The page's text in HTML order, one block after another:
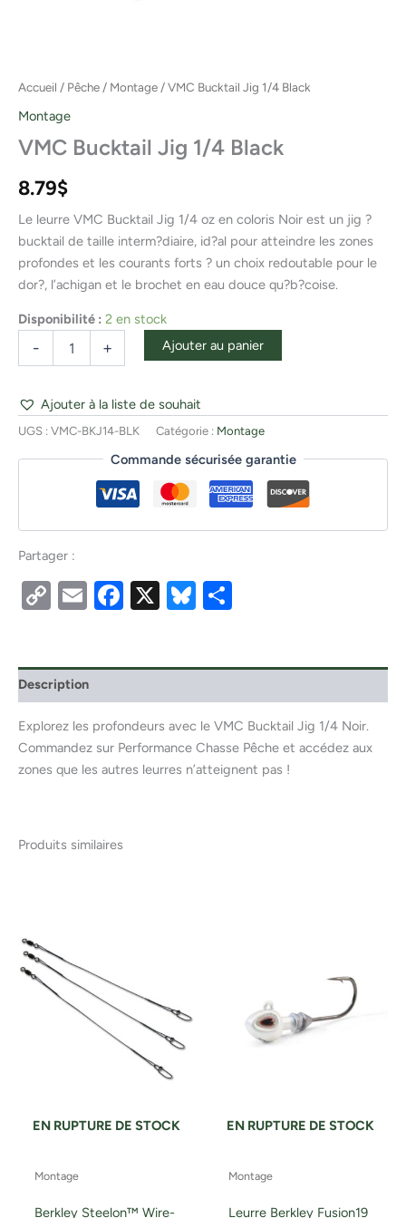
Accueil / Pêche/ Montage/ VMC Bucktail Jig 1/4 Black
Montage
VMC Bucktail Jig 1/4 Black
8.79$
Le leurre VMC Bucktail Jig 1/4 oz en coloris Noir est un jig ?
bucktail de taille interm?diaire, id?al pour atteindre les zones
profondes et les courants forts ? un choix redoutable pour le
dor?, l’achigan et le brochet en eau douce qu?b?coise.
Disponibilité : 2 en stock
- + Ajouter au panier
Ajouter à la liste de souhait
UGS : VMC-BKJ14-BLK Catégorie : Montage
Commande sécurisée garantie
Partager :
CopyEmailFacebook
X Bluesky
Description
Explorez les profondeurs avec le VMC Bucktail Jig 1/4 Noir.
Commandez sur Performance Chasse Pêche et accédez aux
zones que les autres leurres n’atteignent pas !
Produits similaires
EN RUPTURE DE STOCK
Montage
Berkley Steelon™ Wire-
EN RUPTURE DE STOCK
Montage
Leurre Berkley Fusion19